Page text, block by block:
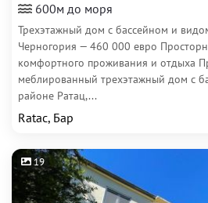
600м до моря
Трехэтажный дом с бассейном и
Черногория — 460 000 евро
комфортного проживания и отдыха
меблированный трехэтажный дом с
районе Ратац,...
Ratac, Бар
19